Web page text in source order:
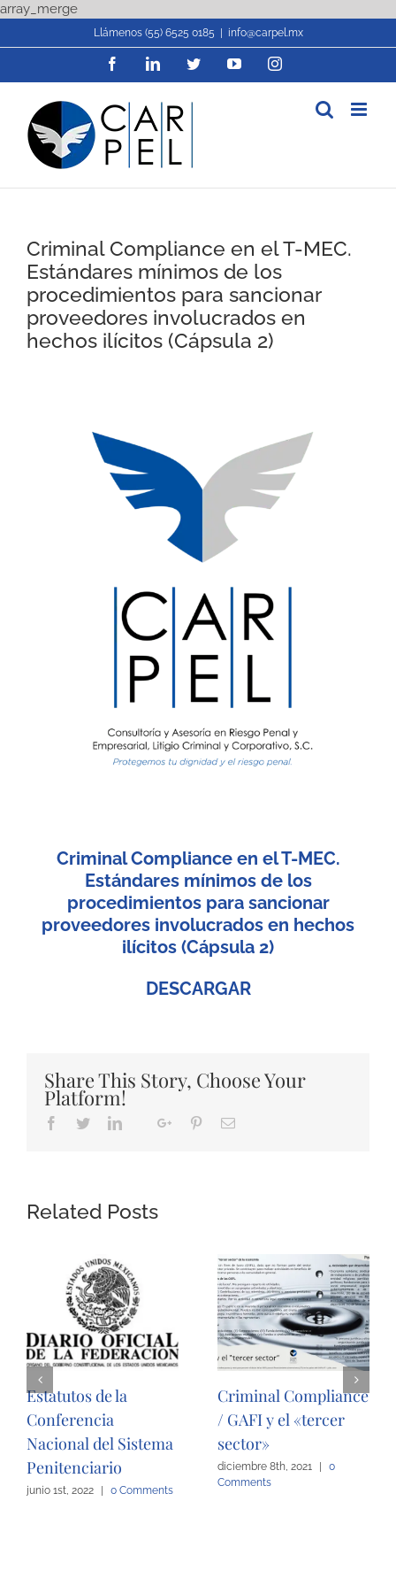
array_mergeSkip
content
Llámenos (55) 6525 0185 info@carpel.mx
FacebookLinkedInTwitterYouTubeInstagram
Criminal Compliance en el T-MEC.
Estándares mínimos de los
procedimientos para sancionar
proveedores involucrados en
hechos ilícitos (Cápsula 2)
Criminal Compliance en el T-MEC.
Estándares mínimos de los
procedimientos para sancionar
proveedores involucrados en hechos
ilícitos (Cápsula 2)
DESCARGAR
Share This Story, Choose Your
Platform!
Facebook
TwitterLinkedInGoogle+PinterestEmail
Related Posts
Estatutos de la
Conferencia
Nacional del Sistema
Penitenciario
junio 1st, 2022 | 0 Comments
Criminal Compliance
/ GAFI y el «tercer
sector»
diciembre 8th, 2021 |
0
Comments